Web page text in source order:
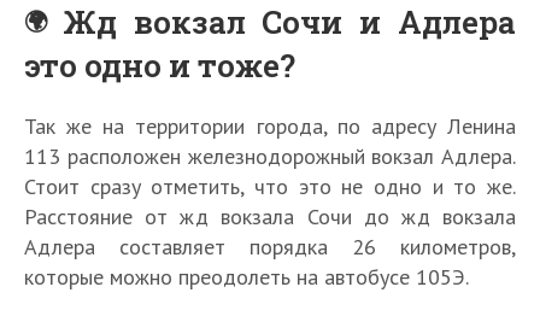
Жд вокзал Сочи и Адлера
это одно и тоже?
Так же на территории города, по адресу Ленина
113 расположен железнодорожный вокзал Адлера.
Стоит сразу отметить, что это не одно и то же.
Расстояние от жд вокзала Сочи до жд вокзала
Адлера составляет порядка 26 километров,
которые можно преодолеть на автобусе 105Э.